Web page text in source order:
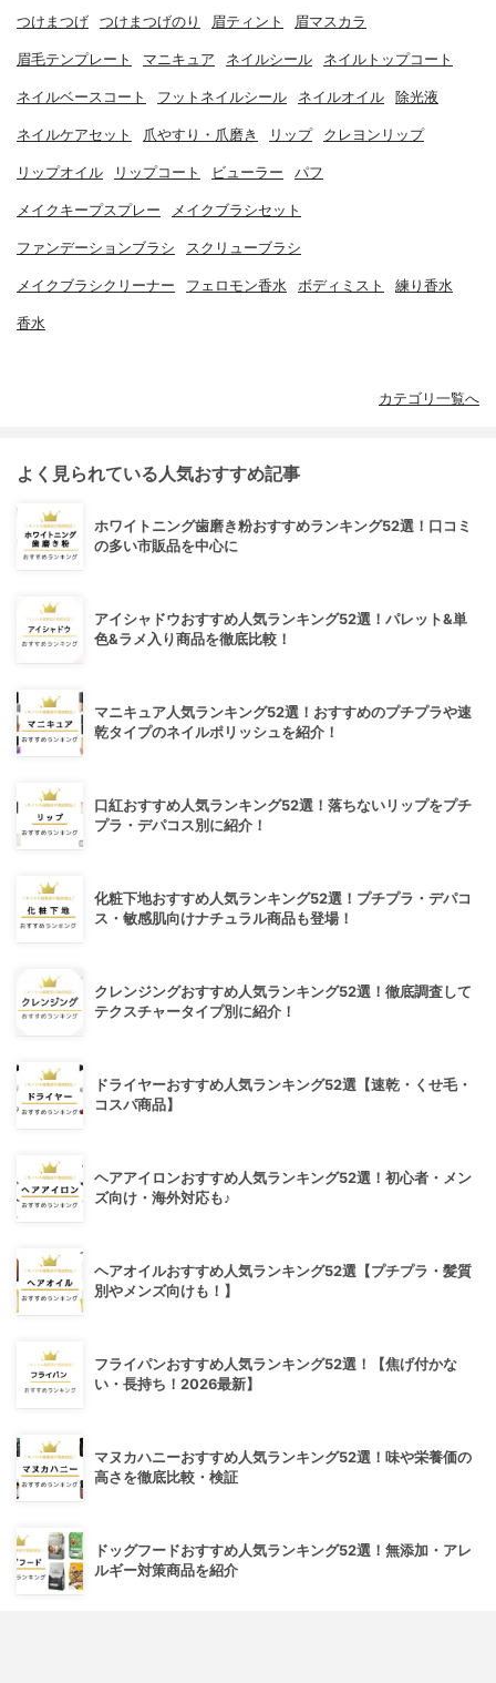
つけまつげ つけまつげのり 眉ティント 眉マスカラ
眉毛テンプレート マニキュア ネイルシール ネイルトップコート
ネイルベースコート フットネイルシール ネイルオイル 除光液
ネイルケアセット 爪やすり・爪磨き リップ クレヨンリップ
リップオイル リップコート ビューラー パフ
メイクキープスプレー メイクブラシセット
ファンデーションブラシ スクリューブラシ
メイクブラシクリーナー フェロモン香水 ボディミスト 練り香水
香水
カテゴリ一覧へ
よく見られている人気おすすめ記事
ホワイトニング歯磨き粉おすすめランキング52選！口コミ
の多い市販品を中心に
アイシャドウおすすめ人気ランキング52選！パレット&単
色&ラメ入り商品を徹底比較！
マニキュア人気ランキング52選！おすすめのプチプラや速
乾タイプのネイルポリッシュを紹介！
口紅おすすめ人気ランキング52選！落ちないリップをプチ
プラ・デパコス別に紹介！
化粧下地おすすめ人気ランキング52選！プチプラ・デパコ
ス・敏感肌向けナチュラル商品も登場！
クレンジングおすすめ人気ランキング52選！徹底調査して
テクスチャータイプ別に紹介！
ドライヤーおすすめ人気ランキング52選【速乾・くせ毛・
コスパ商品】
ヘアアイロンおすすめ人気ランキング52選！初心者・メン
ズ向け・海外対応も♪
ヘアオイルおすすめ人気ランキング52選【プチプラ・髪質
別やメンズ向けも！】
フライパンおすすめ人気ランキング52選！【焦げ付かな
い・長持ち！2026最新】
マヌカハニーおすすめ人気ランキング52選！味や栄養価の
高さを徹底比較・検証
ドッグフードおすすめ人気ランキング52選！無添加・アレ
ルギー対策商品を紹介